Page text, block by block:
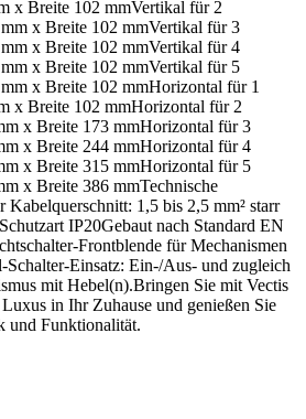
x Breite 102 mmVertikal für 2
x Breite 102 mmVertikal für 3
x Breite 102 mmVertikal für 4
x Breite 102 mmVertikal für 5
x Breite 102 mmHorizontal für 1
x Breite 102 mmHorizontal für 2
x Breite 173 mmHorizontal für 3
x Breite 244 mmHorizontal für 4
x Breite 315 mmHorizontal für 5
x Breite 386 mmTechnische
Kabelquerschnitt: 1,5 bis 2,5 mm² starr
IP20Gebaut nach Standard EN
Frontblende für Mechanismen
Einsatz: Ein-/Aus- und zugleich
mit Hebel(n).Bringen Sie mit Vectis
in Ihr Zuhause und genießen Sie
und Funktionalität.